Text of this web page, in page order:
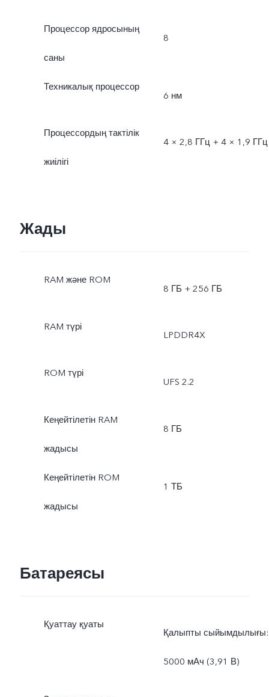
Процессор ядросының
саны
8
Техникалық процессор
6 нм
Процессордың тактілік
жиілігі
4 × 2,8 ГГц + 4 × 1,9 ГГц
Жады
RAM және ROM
8 ГБ + 256 ГБ
RAM түрі
LPDDR4X
ROM түрі
UFS 2.2
Кеңейтілетін RAM
жадысы
8 ГБ
Кеңейтілетін ROM
жадысы
1 ТБ
Батареясы
Қуаттау қуаты
Қалыпты сыйымдылығы:
5000 мАч (3,91 В)